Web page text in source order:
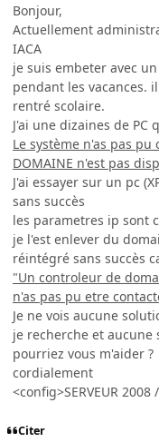
Bonjour,
Actuellement
IACA
je suis embeter avec
pendant les vacances.
rentré scolaire.
J'ai une dizaines de PC
Le système n'as pas
DOMAINE n'est pas
J'ai essayer sur un pc
sans succès
les parametres ip sont
je l'est enlever du
réintégré sans succès
"Un controleur de
n'as pas pu etre
Je ne vois aucune
je recherche et aucune
pourriez vous m'aider ?
cordialement
<config>SERVEUR
Citer